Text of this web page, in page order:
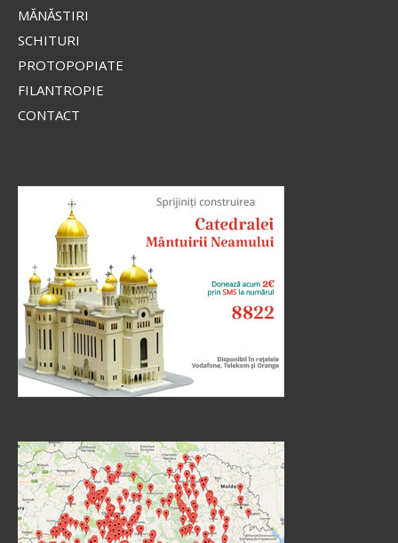
MĂNĂSTIRI
SCHITURI
PROTOPOPIATE
FILANTROPIE
CONTACT